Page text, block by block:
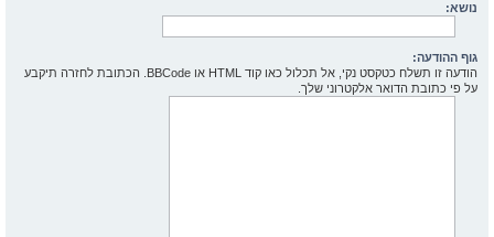
נושא:
גוף ההודעה:
הודעה זו תשלח כטקסט נקי, אל תכלול כאו קוד HTML או BBCode. הכתובת לחזרה תיקבע
על פי כתובת הדואר אלקטרוני שלך.